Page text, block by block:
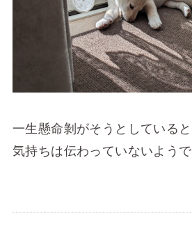
一生懸命剝がそうとしている
気持ちは伝わっていないよう